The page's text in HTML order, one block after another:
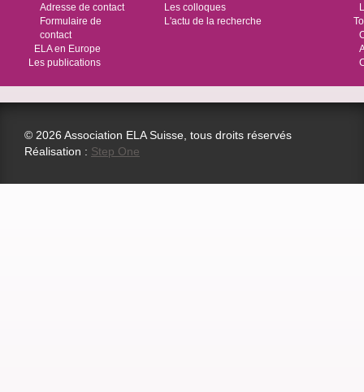
Adresse de contact
Formulaire de
contact
ELA en Europe
Les publications
Les colloques
L'actu de la recherche
© 2026 Association ELA Suisse, tous droits réservés
Réalisation : Step One